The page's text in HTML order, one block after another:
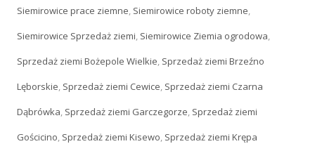
Siemirowice prace ziemne, Siemirowice roboty ziemne,
Siemirowice Sprzedaż ziemi, Siemirowice Ziemia ogrodowa,
Sprzedaż ziemi Bożepole Wielkie, Sprzedaż ziemi Brzeźno
Lęborskie, Sprzedaż ziemi Cewice, Sprzedaż ziemi Czarna
Dąbrówka, Sprzedaż ziemi Garczegorze, Sprzedaż ziemi
Gościcino, Sprzedaż ziemi Kisewo, Sprzedaż ziemi Krępa